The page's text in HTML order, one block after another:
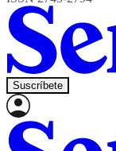
Suscríbete